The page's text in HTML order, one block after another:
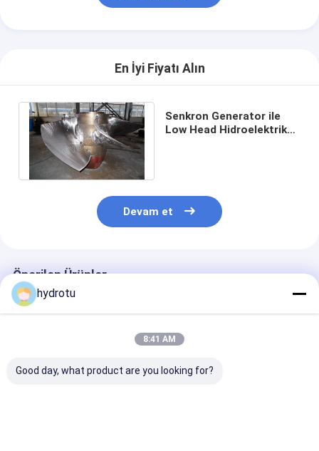
En İyi Fiyatı Alın
Senkron Generator ile
Low Head Hidroelektrik
Devam et
Önerilen Ürünler
hydrotu
8:41 AM
Good day, what product are you looking for?